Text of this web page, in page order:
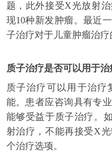
题，此外接受X光放射
现10种新发肿瘤。最近
子治疗对于儿童肿瘤治疗
质子治疗是否可以用于
质子治疗可以用于治
能。患者应咨询具有专
能够受益于质子治疗。
射治疗，不能再接受X
个治疗选项。